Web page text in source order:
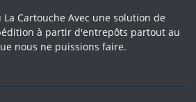
Cartouche Avec une solution de
à partir d'entrepôts partout au
nous ne puissions faire.